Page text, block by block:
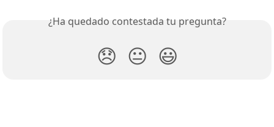
¿Ha quedado contestada tu pregunta?
😞 😐 😃